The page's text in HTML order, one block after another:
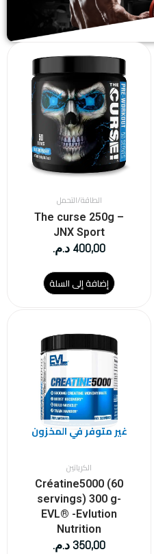
الطاقة/التحمل
The curse 250g –
JNX Sport
400,00 د.م.
إضافة إلى السلة
غير متوفر في المخزون
الكرياتين
Créatine5000 (60
servings) 300 g-
EVL® -Evlution
Nutrition
350,00د.م.